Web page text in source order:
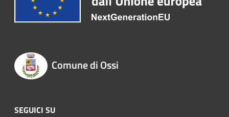
Comune di Ossi
SEGUICI SU